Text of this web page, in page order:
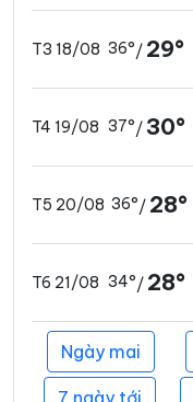
T3 18/08 36°/ 29°
T4 19/08 37°/30°
T5 20/08 36°/ 28°
T6 21/08 34°/ 28°
Ngày mai
7 ngày tới